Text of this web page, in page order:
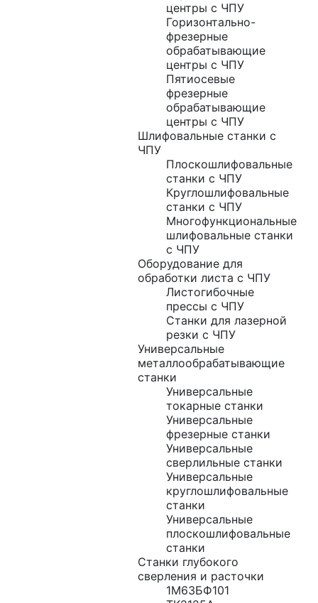
центры с ЧПУ
Горизонтально-
фрезерные
обрабатывающие
центры с ЧПУ
Пятиосевые
фрезерные
обрабатывающие
центры с ЧПУ
Шлифовальные станки с
ЧПУ
Плоскошлифовальные
станки с ЧПУ
Круглошлифовальные
станки с ЧПУ
Многофункциональные
шлифовальные станки
с ЧПУ
Оборудование для
обработки листа с ЧПУ
Листогибочные
прессы с ЧПУ
Станки для лазерной
резки с ЧПУ
Универсальные
металлообрабатывающие
станки
Универсальные
токарные станки
Универсальные
фрезерные станки
Универсальные
сверлильные станки
Универсальные
круглошлифовальные
станки
Универсальные
плоскошлифовальные
станки
Станки глубокого
сверления и расточки
1М63БФ101